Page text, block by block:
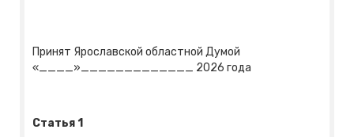
Принят Ярославской областной Думой
«____»_____________ 2026 года
Статья 1